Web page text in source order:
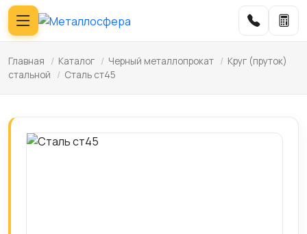
Главная / Каталог / Черный металлопрокат / Круг (пруток)
стальной
/ Сталь ст45